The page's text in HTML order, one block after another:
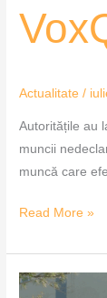
Actualitate /
Autoritățile au
muncii
muncă care
Read More »
Munca